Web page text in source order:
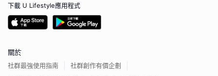
下載 U Lifestyle應用程式
關於
社群最強使用指南
社群創作有價企劃